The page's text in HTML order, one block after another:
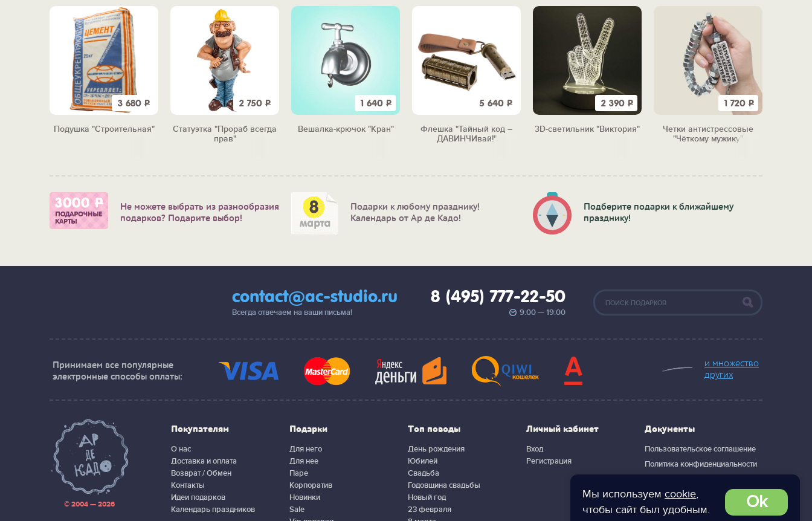
Мы используем cookie,
чтобы сайт был удобным.
Ok
3 680 Р
Подушка "Строительная"
2 750 Р
Статуэтка "Прораб всегда
прав"
1 640 Р
Вешалка-крючок "Кран"
5 640 Р
Флешка "Тайный код –
ДАВИНЧИвай!"
2 390 Р
3D-светильник "Виктория"
1 720 Р
Четки антистрессовые
"Чёткому мужику"
Не можете выбрать из разнообразия
подарков? Подарите выбор!
Подарки к любому празднику!
Календарь от Ар де Кадо!
Подберите подарки к ближайшему
празднику!
contact@ac-studio.ru
Всегда отвечаем на ваши письма!
8 (495) 777-22-50
9:00 — 19:00
Принимаем все популярные
электронные способы оплаты:
и множество
других
© 2004 — 2026
Покупателям
О нас
Доставка и оплата
Возврат / Обмен
Контакты
Идеи подарков
Календарь праздников
Подарки
Для него
Для нее
Паре
Корпоратив
Новинки
Sale
Топ поводы
День рождения
Юбилей
Свадьба
Годовщина свадьбы
Новый год
23 февраля
Личный кабинет
Вход
Регистрация
Документы
Пользовательское соглашение
Политика конфиденциальности